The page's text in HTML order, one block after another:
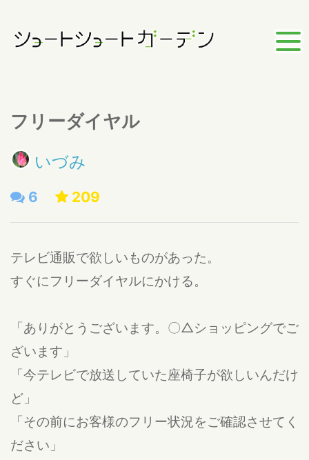
フリーダイヤル
いづみ
6 209
テレビ通販で欲しいものがあった。
すぐにフリーダイヤルにかける。
「ありがとうございます。〇△ショッピングでご
ざいます」
「今テレビで放送していた座椅子が欲しいんだけ
ど」
「その前にお客様のフリー状況をご確認させてく
ださい」